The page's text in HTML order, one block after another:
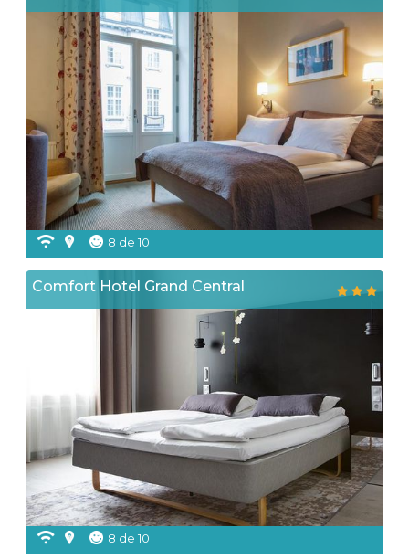
8 de 10
Comfort Hotel Grand Central
8 de 10